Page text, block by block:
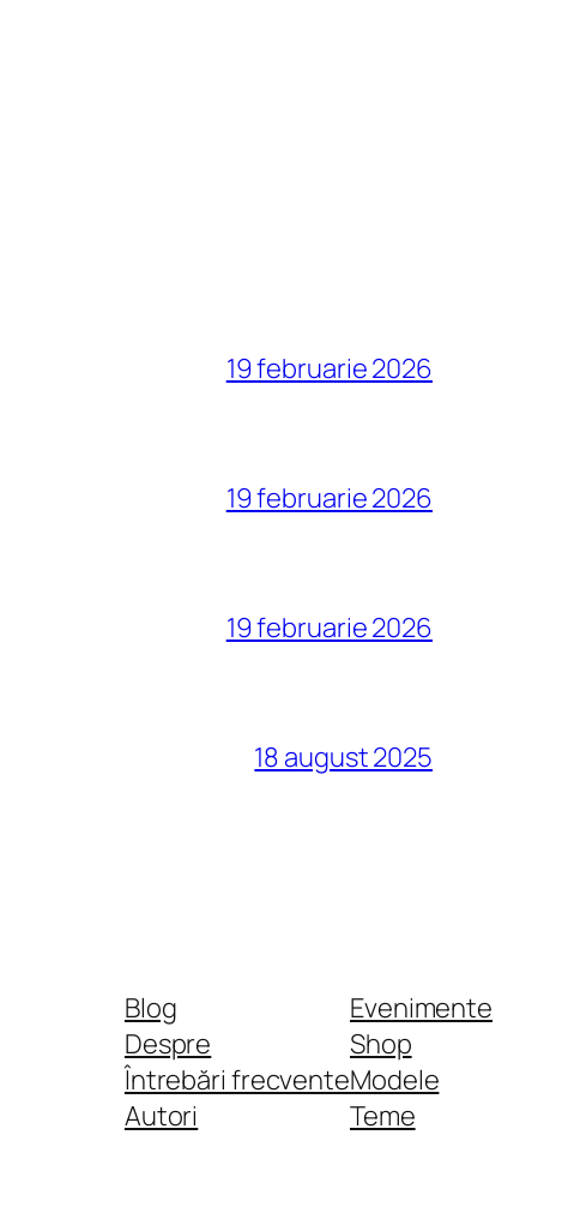
19 februarie 2026
19 februarie 2026
19 februarie 2026
18 august 2025
Blog
Despre
Întrebări frecvente
Autori
Evenimente
Shop
Modele
Teme